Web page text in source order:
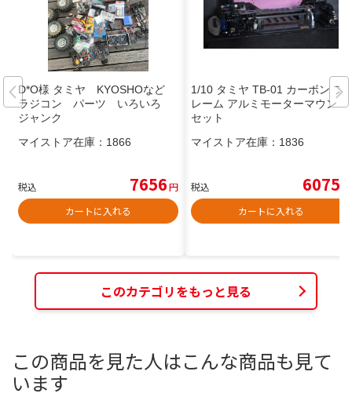
D*O様 タミヤ KYOSHOなど
ラジコン パーツ いろいろ
ジャンク
マイストア在庫： 1866
税込 7656円
カートに入れる
1/10 タミヤ TB-01 カーボン フ
レーム アルミモーターマウント
セット
マイストア在庫： 1836
税込 6075
カートに入れる
このカテゴリをもっと見る
この商品を見た人はこんな商品も見て
います